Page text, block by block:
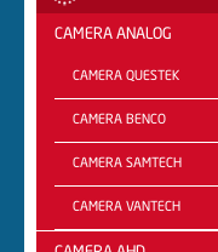
CAMERA ANALOG
CAMERA QUESTEK
CAMERA BENCO
CAMERA SAMTECH
CAMERA VANTECH